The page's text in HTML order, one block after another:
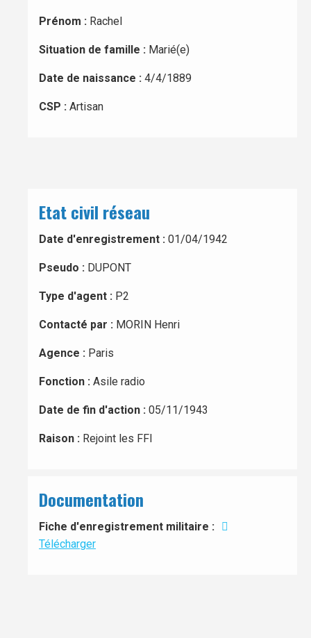
Prénom : Rachel
Situation de famille : Marié(e)
Date de naissance : 4/4/1889
CSP : Artisan
Etat civil réseau
Date d'enregistrement : 01/04/1942
Pseudo : DUPONT
Type d'agent : P2
Contacté par : MORIN Henri
Agence : Paris
Fonction : Asile radio
Date de fin d'action : 05/11/1943
Raison : Rejoint les FFI
Documentation
Fiche d'enregistrement militaire :
Télécharger